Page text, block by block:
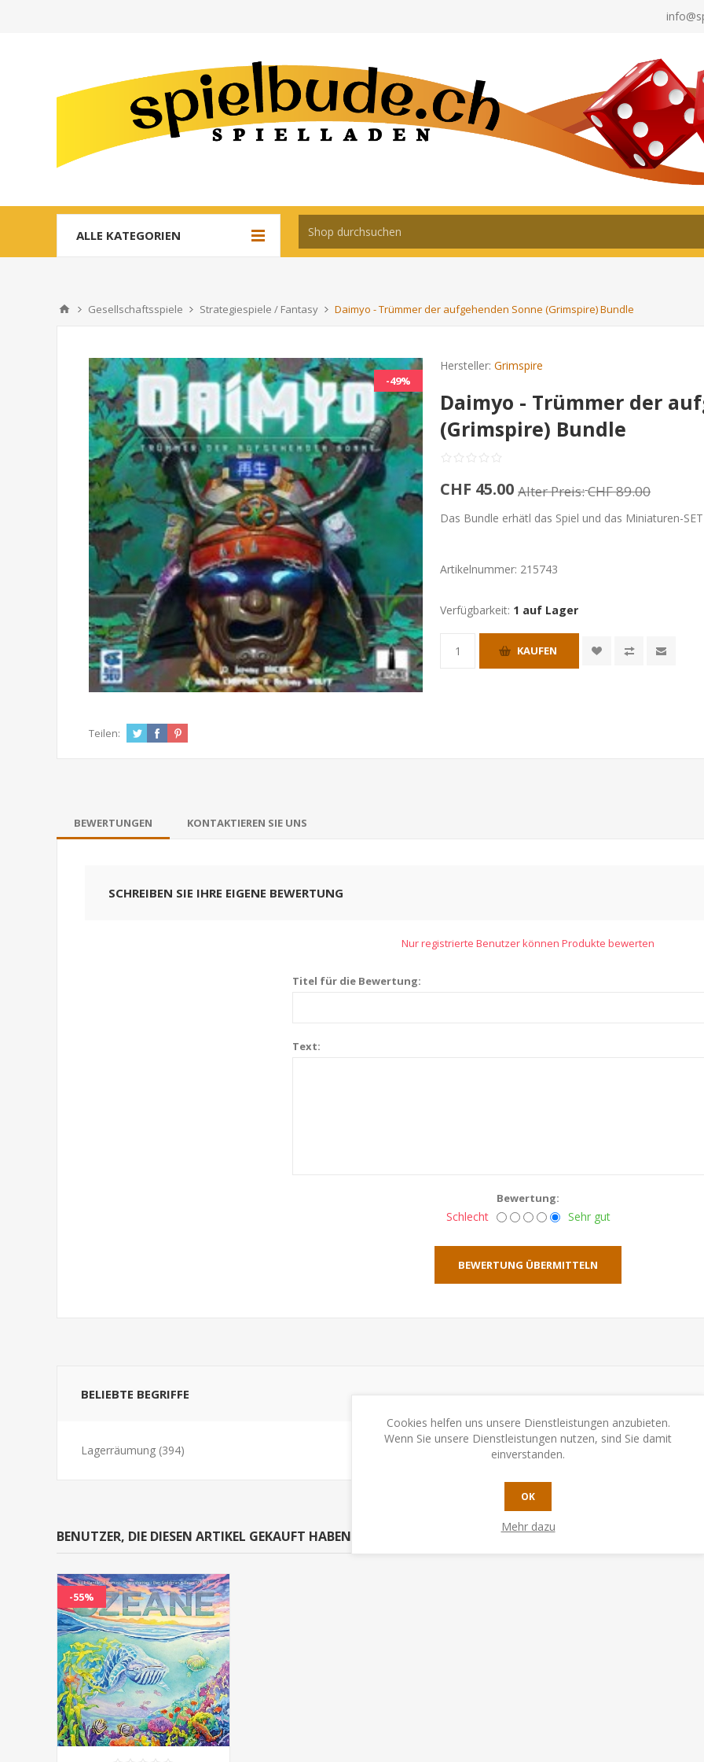
ALLE KATEGORIEN
Gesellschaftsspiele Strategiespiele / Fantasy Daimyo - Trümmer der aufgehenden Sonne (Grimspire) Bundle
-49%
Hersteller: Grimspire
Daimyo - Trümmer der
(Grimspire) Bundle
CHF 45.00 Alter Preis:CHF 89.00
Das Bundle erhätl das Spiel und das Miniaturen-SET
Artikelnummer: 215743
Verfügbarkeit: 1 auf Lager
KAUFEN
Teilen:
BEWERTUNGEN KONTAKTIEREN SIE UNS
SCHREIBEN SIE IHRE EIGENE BEWERTUNG
Nur registrierte Benutzer können Produkte bewerten
Titel für die Bewertung:
Text:
Bewertung:
Schlecht Sehr gut
BEWERTUNG ÜBERMITTELN
BELIEBTE BEGRIFFE
Lagerräumung (394)
BENUTZER, DIE DIESEN ARTIKEL GEKAUFT HABEN, HABEN AUCH GEKAUFT
-55%
Cookies helfen uns unsere Dienstleistungen anzubieten.
Wenn Sie unsere Dienstleistungen nutzen, sind Sie damit
einverstanden.
OK
Mehr dazu